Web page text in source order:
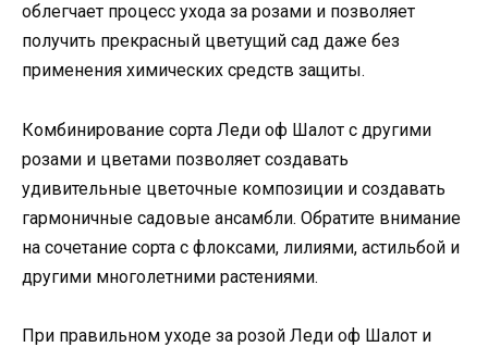
облегчает процесс ухода за розами и позволяет
получить прекрасный цветущий сад даже без
применения химических средств защиты.
Комбинирование сорта Леди оф Шалот с другими
розами и цветами позволяет создавать
удивительные цветочные композиции и создавать
гармоничные садовые ансамбли. Обратите внимание
на сочетание сорта с флоксами, лилиями, астильбой и
другими многолетними растениями.
При правильном уходе за розой Леди оф Шалот и